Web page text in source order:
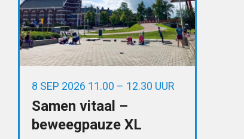
8 SEP 2026 11.00 – 12.30 UUR
Samen vitaal –
beweegpauze XL